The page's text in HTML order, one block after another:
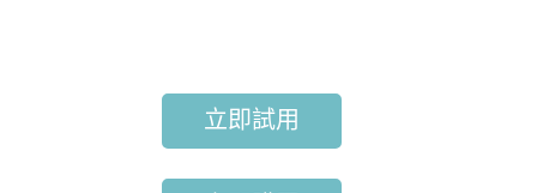
立即試用